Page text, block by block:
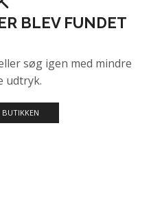
BLEV FUNDET
søg igen med mindre
udtryk.